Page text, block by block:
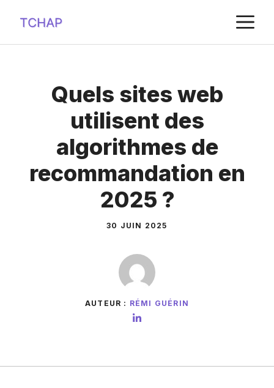
contenu
Quels sites web
utilisent des
algorithmes de
recommandation en
2025 ?
30 JUIN 2025
AUTEUR : RÉMI GUÉRIN